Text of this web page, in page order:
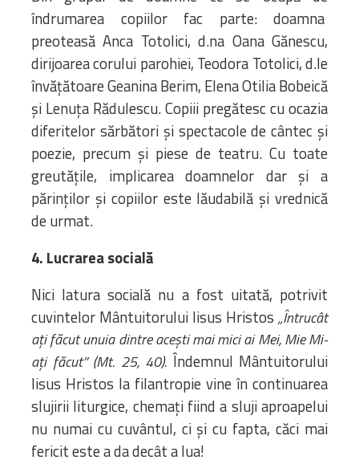
îndrumarea copiilor fac parte: doamna
preoteasă Anca Totolici, d.na Oana Gănescu,
dirijoarea corului parohiei, Teodora Totolici, d.le
învăţătoare Geanina Berim, Elena Otilia Bobeică
și Lenuța Rădulescu. Copiii pregătesc cu ocazia
diferitelor sărbători şi spectacole de cântec şi
poezie, precum şi piese de teatru. Cu toate
greutăţile, implicarea doamnelor dar şi a
părinților și copiilor este lăudabilă şi vrednică
de urmat.
4. Lucrarea socială
Nici latura socială nu a fost uitată, potrivit
cuvintelor Mântuitorului Iisus Hristos „Întrucât
aţi făcut unuia dintre aceşti mai mici ai Mei, Mie Mi-
aţi făcut” (Mt. 25, 40). Îndemnul Mântuitorului
Iisus Hristos la filantropie vine în continuarea
slujirii liturgice, chemaţi fiind a sluji aproapelui
nu numai cu cuvântul, ci şi cu fapta, căci mai
fericit este a da decât a lua!